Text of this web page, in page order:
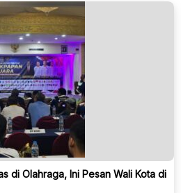
di Olahraga, Ini Pesan Wali Kota di